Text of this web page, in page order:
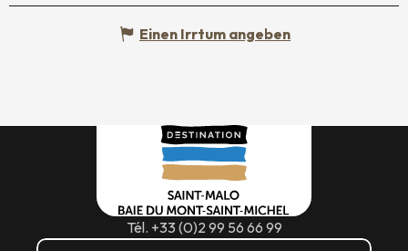
Einen Irrtum angeben
Tél. +33 (0)2 99 56 66 99